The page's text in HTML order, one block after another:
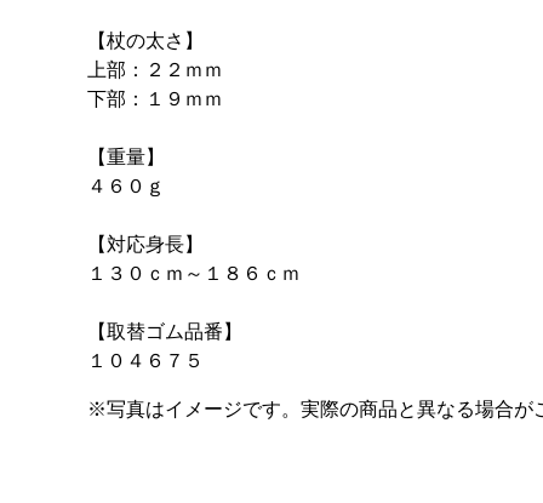
【杖の太さ】
上部：２２ｍｍ
下部：１９ｍｍ
【重量】
４６０ｇ
【対応身長】
１３０ｃｍ～１８６ｃｍ
【取替ゴム品番】
１０４６７５
※写真はイメージです。実際の商品と異なる場合が